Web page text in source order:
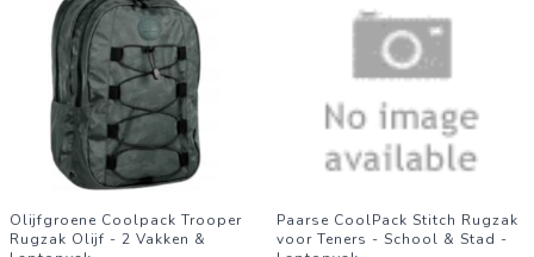
Olijfgroene Coolpack Trooper
Rugzak Olijf - 2 Vakken &
Paarse CoolPack Stitch Rugzak
voor Teners - School & Stad -